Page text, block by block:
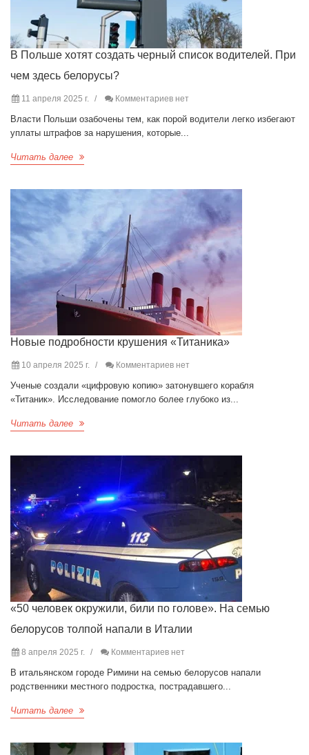
В Польше хотят создать черный список водителей. При
чем здесь белорусы?
11 апреля 2025 г. Комментариев нет
Власти Польши озабочены тем, как порой водители легко избегают
уплаты штрафов за нарушения, которые...
Читать далее
Новые подробности крушения «Титаника»
10 апреля 2025 г. Комментариев нет
Ученые создали «цифровую копию» затонувшего корабля
«Титаник». Исследование помогло более глубоко из...
Читать далее
«50 человек окружили, били по голове». На семью
белорусов толпой напали в Италии
8 апреля 2025 г. Комментариев нет
В итальянском городе Римини на семью белорусов напали
родственники местного подростка, пострадавшего...
Читать далее